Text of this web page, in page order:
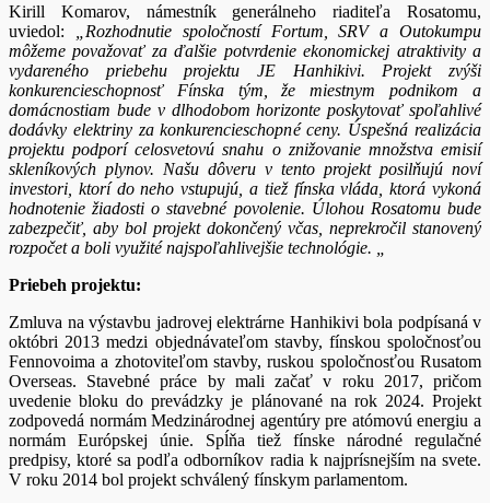
Kirill Komarov, námestník generálneho riaditeľa Rosatomu,
uviedol:
„Rozhodnutie spoločností Fortum, SRV a Outokumpu
môžeme považovať za ďalšie potvrdenie ekonomickej atraktivity a
vydareného priebehu projektu JE Hanhikivi. Projekt zvýši
konkurencieschopnosť Fínska tým, že miestnym podnikom a
domácnostiam bude v dlhodobom horizonte poskytovať spoľahlivé
dodávky elektriny za konkurencieschopné ceny. Úspešná realizácia
projektu podporí celosvetovú snahu o znižovanie množstva emisií
skleníkových plynov. Našu dôveru v tento projekt posilňujú noví
investori, ktorí do neho vstupujú, a tiež fínska vláda, ktorá vykoná
hodnotenie žiadosti o stavebné povolenie. Úlohou Rosatomu bude
zabezpečiť, aby bol projekt dokončený včas, neprekročil stanovený
rozpočet a boli využité najspoľahlivejšie technológie. „
Priebeh projektu:
Zmluva na výstavbu jadrovej elektrárne Hanhikivi bola podpísaná v
októbri 2013 medzi objednávateľom stavby, fínskou spoločnosťou
Fennovoima a zhotoviteľom stavby, ruskou spoločnosťou Rusatom
Overseas. Stavebné práce by mali začať v roku 2017, pričom
uvedenie bloku do prevádzky je plánované na rok 2024. Projekt
zodpovedá normám Medzinárodnej agentúry pre atómovú energiu a
normám Európskej únie. Spĺňa tiež fínske národné regulačné
predpisy, ktoré sa podľa odborníkov radia k najprísnejším na svete.
V roku 2014 bol projekt schválený fínskym parlamentom.